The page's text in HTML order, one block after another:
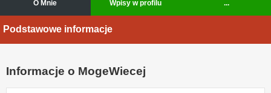
O Mnie Wpisy w profilu ...
Podstawowe informacje
Informacje o MogeWiecej